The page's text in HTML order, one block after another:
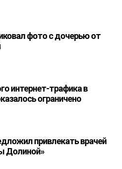
фото с дочерью от
интернет-трафика в
ограничено
привлекать врачей
Долиной»